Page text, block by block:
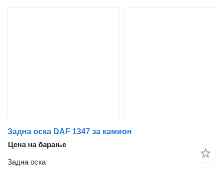
Задна оска DAF 1347 за камион
Цена на барање
Задна оска